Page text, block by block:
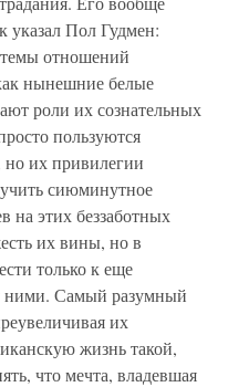
указал Пол Гудмен:
отношений
нынешние белые
роли их сознательных
пользуются
их привилегии
сиюминутное
на этих беззаботных
их вины, но в
только к еще
Самый разумный
их
жизнь такой,
что мечта, владевшая